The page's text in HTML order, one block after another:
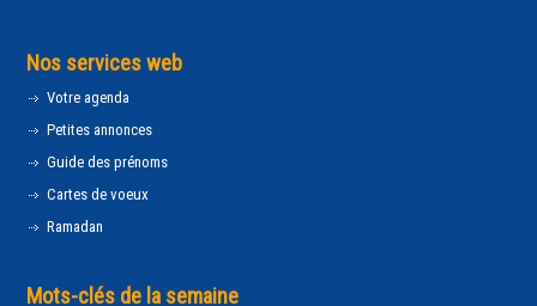
Nos services web
Votre agenda
Petites annonces
Guide des prénoms
Cartes de voeux
Ramadan
Mots-clés de la semaine